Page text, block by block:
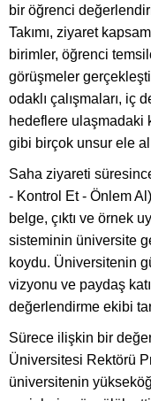
bir öğrenci
Takımı, ziyaret
birimler, öğrenci
görüşmeler
odaklı çalışmaları, iç
hedeflere ulaşmadaki
gibi birçok unsur ele
Saha ziyareti
- Kontrol Et - Önlem
belge, çıktı ve örnek
sisteminin üniversite
koydu. Üniversitenin
vizyonu ve paydaş
değerlendirme ekibi
Sürece ilişkin bir
Üniversitesi Rektörü
üniversitenin